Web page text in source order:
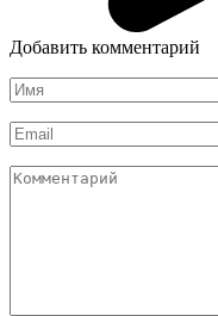
Добавить комментарий
Имя
*
Email
*
Комментарий